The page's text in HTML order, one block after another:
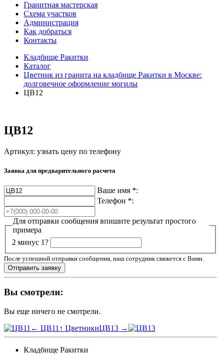
Гранитная мастерская
Схема участков
Администрация
Как добраться
Контакты
Кладбище Ракитки
Каталог
Цветник из гранита на кладбище Ракитки в Москве:
долговечное оформление могилы
ЦВ12
ЦВ12
Артикул: узнать цену по телефону
Заявка для предварительного расчета
Ваше имя *:
Телефон *:
Для отправки сообщения впишите результат простого
примера
2 минус 1?
После успешной отправки сообщения, наш сотрудник свяжется с Вами.
Вы смотрели:
Вы еще ничего не смотрели.
← ЦВ11 ↑ ЦветникиЦВ13 →
Кладбище Ракитки